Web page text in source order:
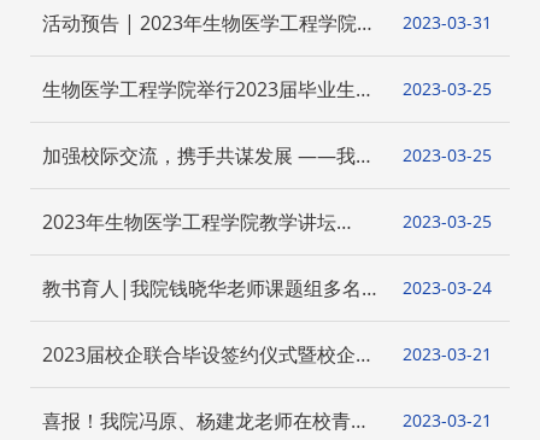
活动预告 | 2023年生物医学工程学院教
学讲坛午餐会（二）
31
2023-03
生物医学工程学院举行2023届毕业生远
航教育大会暨毕业午宴顺利举行
25
2023-03
加强校际交流，携手共谋发展 ——我院
赴浙江大学生仪学院调研交流
25
2023-03
2023年生物医学工程学院教学讲坛
（一）—— 一流课程建设经验分享会成
功举办
25
2023-03
教书育人|我院钱晓华老师课题组多名
学生获学术荣誉
24
2023-03
2023届校企联合毕设签约仪式暨校企联
合人才培养研讨会
21
2023-03
喜报！我院冯原、杨建龙老师在校青教
21
2023-03